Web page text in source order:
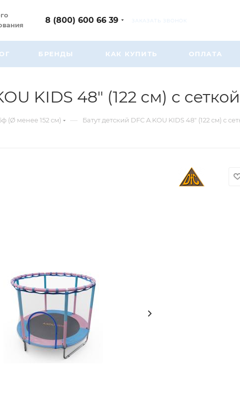
8 (800) 600 66 39 ЗАКАЗАТЬ ЗВОНОК
БРЕНДЫ КАК КУПИТЬ ОПЛАТА
KIDS 48" (122 см) с сеткой
(Ø менее 152 см) — Батут детский DFC A.KOU KIDS 48" (122 см) с